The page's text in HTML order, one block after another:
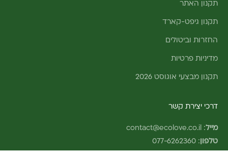
תקנון האתר
תקנון גיפט-קארד
החזרות וביטולים
מדיניות פרטיות
תקנון מבצעי אוגוסט 2026
דרכי יצירת קשר
מייל :
contact@ecolove.co.il
טלפון :
077-6262360